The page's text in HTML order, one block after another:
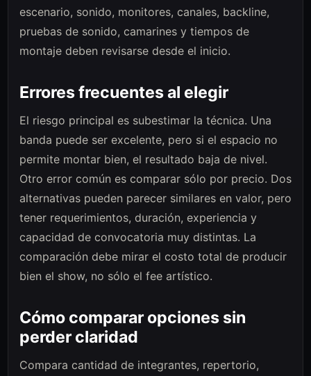
escenario, sonido, monitores, canales, backline,
pruebas de sonido, camarines y tiempos de
montaje deben revisarse desde el inicio.
Errores frecuentes al elegir
El riesgo principal es subestimar la técnica. Una
banda puede ser excelente, pero si el espacio no
permite montar bien, el resultado baja de nivel.
Otro error común es comparar sólo por precio. Dos
alternativas pueden parecer similares en valor, pero
tener requerimientos, duración, experiencia y
capacidad de convocatoria muy distintas. La
comparación debe mirar el costo total de producir
bien el show, no sólo el fee artístico.
Cómo comparar opciones sin
perder claridad
Compara cantidad de integrantes, repertorio,